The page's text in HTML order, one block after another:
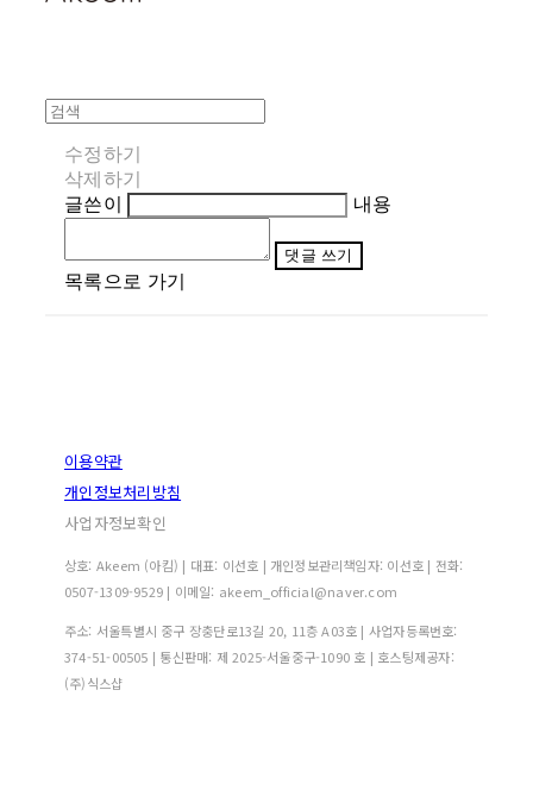
수정하기
삭제하기
글쓴이
내용
댓글 쓰기
목록으로 가기
이용약관
개인정보처리방침
사업자정보확인
상호: Akeem (아킴) | 대표: 이선호 | 개인정보관리책임자: 이선호 | 전화:
0507-1309-9529 | 이메일: akeem_official@naver.com
주소: 서울특별시 중구 장충단로13길 20, 11층 A03호 | 사업자등록번호:
374-51-00505 | 통신판매: 제 2025-서울중구-1090 호 | 호스팅제공자:
(주)식스샵